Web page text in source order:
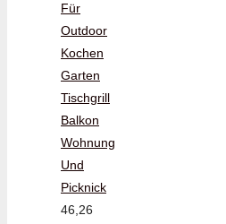
Für
Outdoor
Kochen
Garten
Tischgrill
Balkon
Wohnung
Und
Picknick
46,26